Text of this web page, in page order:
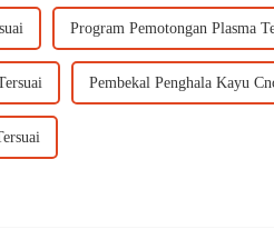
Program Pemotongan Plasma
Pembekal Penghala Kayu